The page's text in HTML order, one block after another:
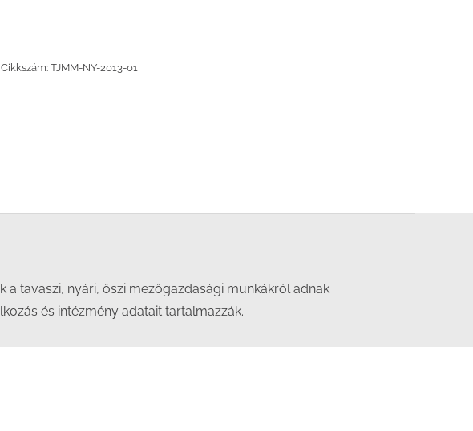
Cikkszám: TJMM-NY-2013-01
tavaszi, nyári, őszi mezőgazdasági munkákról adnak
és intézmény adatait tartalmazzák.